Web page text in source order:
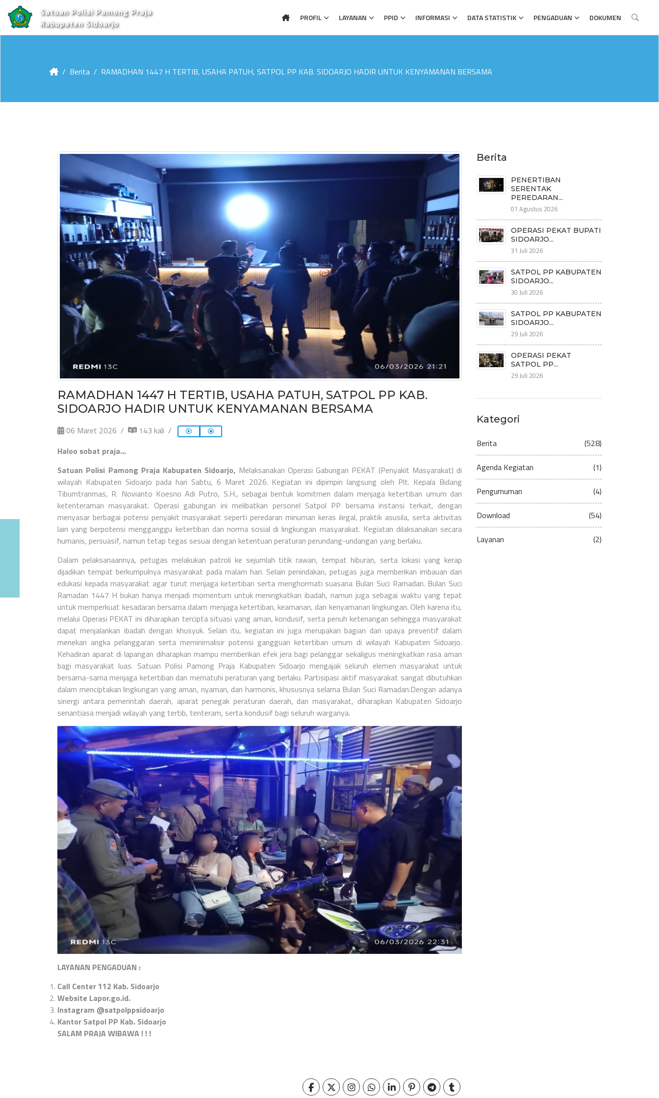
Satuan Polisi Pamong Praja
Kabupaten Sidoarjo
PROFIL LAYANAN PPID INFORMASI DATA STATISTIK PENGADUAN DOKUMEN
Berita RAMADHAN 1447 H TERTIB, USAHA PATUH, SATPOL PP KAB. SIDOARJO HADIR UNTUK KENYAMANAN BERSAMA
RAMADHAN 1447 H TERTIB, USAHA PATUH, SATPOL PP KAB.
SIDOARJO HADIR UNTUK KENYAMANAN BERSAMA
06 Maret 2026
143 kali
Haloo sobat praja…
Satuan Polisi Pamong Praja Kabupaten Sidoarjo, Melaksanakan Operasi Gabungan PEKAT (Penyakit Masyarakat) di
wilayah Kabupaten Sidoarjo pada hari Sabtu, 6 Maret 2026. Kegiatan ini dipimpin langsung oleh Plt. Kepala Bidang
Tibumtranmas, R. Novianto Koesno Adi Putro, S.H., sebagai bentuk komitmen dalam menjaga ketertiban umum dan
ketenteraman masyarakat. Operasi gabungan ini melibatkan personel Satpol PP bersama instansi terkait, dengan
menyasar berbagai potensi penyakit masyarakat seperti peredaran minuman keras ilegal, praktik asusila, serta aktivitas
lain yang berpotensi mengganggu ketertiban dan norma sosial di lingkungan masyarakat. Kegiatan dilaksanakan secara
humanis, persuasif, namun tetap tegas sesuai dengan ketentuan peraturan perundang-undangan yang berlaku.
Dalam pelaksanaannya, petugas melakukan patroli ke sejumlah titik rawan, tempat hiburan, serta lokasi yang kerap
dijadikan tempat berkumpulnya masyarakat pada malam hari. Selain penindakan, petugas juga memberikan imbauan dan
edukasi kepada masyarakat agar turut menjaga ketertiban serta menghormati suasana Bulan Suci Ramadan. Bulan Suci
Ramadan 1447 H bukan hanya menjadi momentum untuk meningkatkan ibadah, namun juga sebagai waktu yang tepat
untuk memperkuat kesadaran bersama dalam menjaga ketertiban, keamanan, dan kenyamanan lingkungan. Oleh karena itu,
melalui Operasi PEKAT ini diharapkan tercipta situasi yang aman, kondusif, serta penuh ketenangan sehingga masyarakat
dapat menjalankan ibadah dengan khusyuk. Selain itu, kegiatan ini juga merupakan bagian dari upaya preventif dalam
menekan angka pelanggaran serta meminimalisir potensi gangguan ketertiban umum di wilayah Kabupaten Sidoarjo.
Kehadiran aparat di lapangan diharapkan mampu memberikan efek jera bagi pelanggar sekaligus meningkatkan rasa aman
bagi masyarakat luas. Satuan Polisi Pamong Praja Kabupaten Sidoarjo mengajak seluruh elemen masyarakat untuk
bersama-sama menjaga ketertiban dan mematuhi peraturan yang berlaku. Partisipasi aktif masyarakat sangat dibutuhkan
dalam menciptakan lingkungan yang aman, nyaman, dan harmonis, khususnya selama Bulan Suci Ramadan.Dengan adanya
sinergi antara pemerintah daerah, aparat penegak peraturan daerah, dan masyarakat, diharapkan Kabupaten Sidoarjo
senantiasa menjadi wilayah yang tertib, tenteram, serta kondusif bagi seluruh warganya.
LAYANAN PENGADUAN :
Call Center 112 Kab. Sidoarjo
Website Lapor.go.id.
Instagram @satpolppsidoarjo
Kantor Satpol PP Kab. Sidoarjo
SALAM PRAJA WIBAWA ! ! !
Berita
PENERTIBAN
SERENTAK
PEREDARAN...
01 Agustus 2026
OPERASI PEKAT BUPATI
SIDOARJO...
31 Juli 2026
SATPOL PP KABUPATEN
SIDOARJO...
30 Juli 2026
SATPOL PP KABUPATEN
SIDOARJO...
29 Juli 2026
OPERASI PEKAT
SATPOL PP...
29 Juli 2026
Kategori
Berita (528)
Agenda Kegiatan (1)
Pengumuman (4)
Download (54)
Layanan (2)